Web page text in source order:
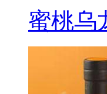
蜜桃乌